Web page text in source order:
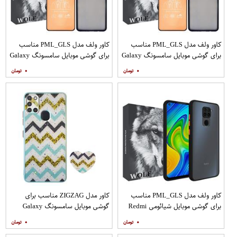
کاور ولف مدل PML_GLS مناسب
برای گوشی موبایل سامسونگ Galaxy
۰
کاور ولف مدل PML_GLS مناسب
برای گوشی موبایل سامسونگ Galaxy
مات
۰
کاور ولف مدل PML_GLS مناسب
برای گوشی موبایل شیائومی Redmi
۰
کاور مدل ZIGZAG مناسب برای
گوشی موبایل سامسونگ Galaxy
۰